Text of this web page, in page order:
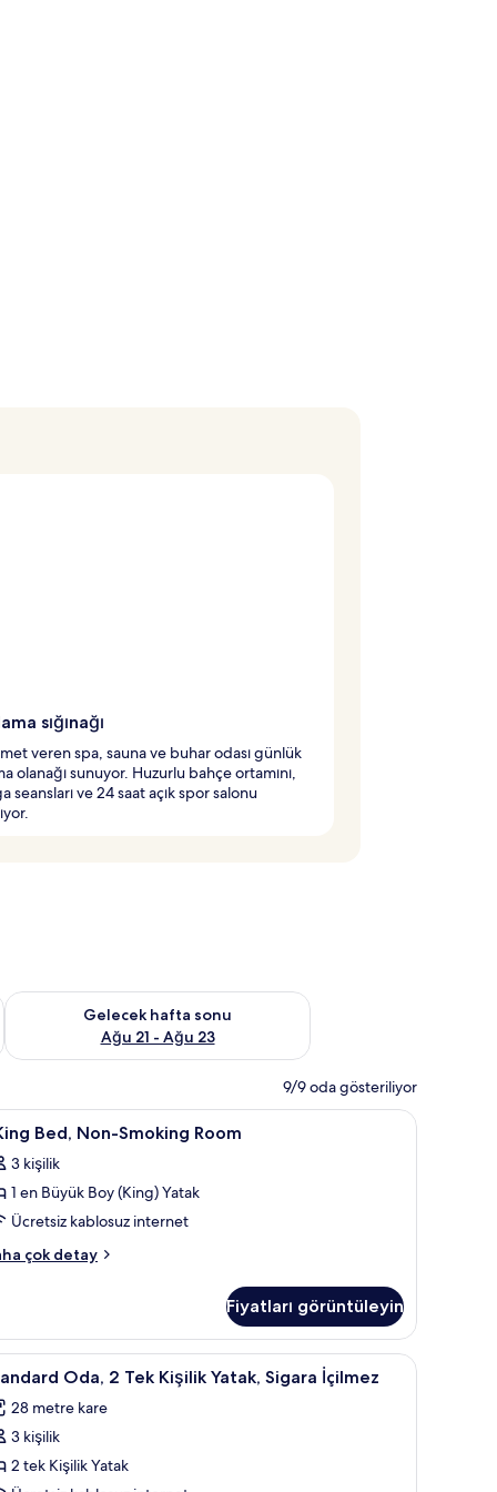
sığınağı
veren spa, sauna ve buhar odası günlük
olanağı sunuyor. Huzurlu bahçe ortamını,
seansları ve 24 saat açık spor salonu
14 - Ağu 16
Gelecek hafta sonu
Ağu 21 - Ağu 23
Önümüzdeki hafta sonu için müsaitliği kontrol et Ağu 21 -
9/9 oda gösteriliyor
masa Kaliteli yatak takımı, minibar, odada kasa,
7 Bed, Non-Smoking Room
3 kişilik
1 en Büyük Boy (King) Yatak
Ücretsiz kablosuz internet
çok detay
Fiyatları görüntüleyin
masa Kaliteli yatak takımı, minibar, odada kasa,
5 Oda, 2 Tek Kişilik Yatak, Sigara İçilmez
28 metre kare
3 kişilik
2 tek Kişilik Yatak